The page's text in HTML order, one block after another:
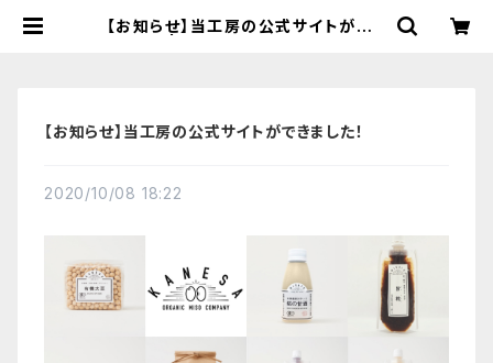
【お知らせ】当工房の公式サイトができ
【お知らせ】当工房の公式サイトができました！
2020/10/08 18:22